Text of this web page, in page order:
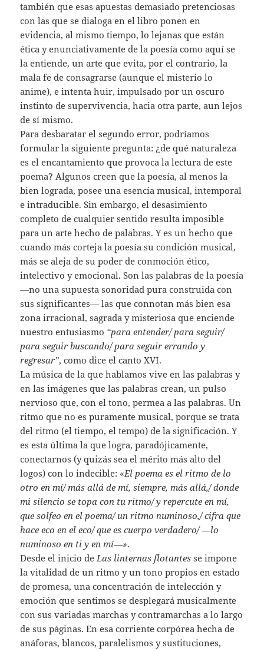
también que esas apuestas demasiado pretenciosas
con las que se dialoga en el libro ponen en
evidencia, al mismo tiempo, lo lejanas que están
ética y enunciativamente de la poesía como aquí se
la entiende, un arte que evita, por el contrario, la
mala fe de consagrarse (aunque el misterio lo
anime), e intenta huir, impulsado por un oscuro
instinto de supervivencia, hacia otra parte, aun lejos
de sí mismo.
Para desbaratar el segundo error, podríamos
formular la siguiente pregunta: ¿de qué naturaleza
es el encantamiento que provoca la lectura de este
poema? Algunos creen que la poesía, al menos la
bien lograda, posee una esencia musical, intemporal
e intraducible. Sin embargo, el desasimiento
completo de cualquier sentido resulta imposible
para un arte hecho de palabras. Y es un hecho que
cuando más corteja la poesía su condición musical,
más se aleja de su poder de conmoción ético,
intelectivo y emocional. Son las palabras de la poesía
—no una supuesta sonoridad pura construida con
sus significantes— las que connotan más bien esa
zona irracional, sagrada y misteriosa que enciende
nuestro entusiasmo “para entender/ para seguir/
para seguir buscando/ para seguir errando y
regresar”, como dice el canto XVI.
La música de la que hablamos vive en las palabras y
en las imágenes que las palabras crean, un pulso
nervioso que, con el tono, permea a las palabras. Un
ritmo que no es puramente musical, porque se trata
del ritmo (el tiempo, el tempo) de la significación. Y
es esta última la que logra, paradójicamente,
conectarnos (y quizás sea el mérito más alto del
logos) con lo indecible: «El poema es el ritmo de lo
otro en mí/ más allá de mí, siempre, más allá,/ donde
mi silencio se topa con tu ritmo/ y repercute en mí,
que solfeo en el poema/ un ritmo numinoso,/ cifra que
hace eco en el eco/ que es cuerpo verdadero/ —lo
numinoso en ti y en mí—».
Desde el inicio deLas linternas flotantes se impone
la vitalidad de un ritmo y un tono propios en estado
de promesa, una concentración de intelección y
emoción que sentimos se desplegará musicalmente
con sus variadas marchas y contramarchas a lo largo
de sus páginas. En esa corriente corpórea hecha de
anáforas, blancos, paralelismos y sustituciones,